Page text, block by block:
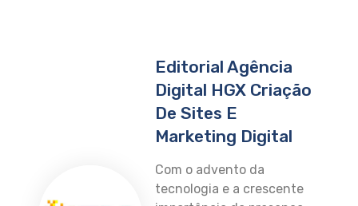
Editorial Agência
Digital HGX Criação
De Sites E
Marketing Digital
Com o advento da
tecnologia e a crescente